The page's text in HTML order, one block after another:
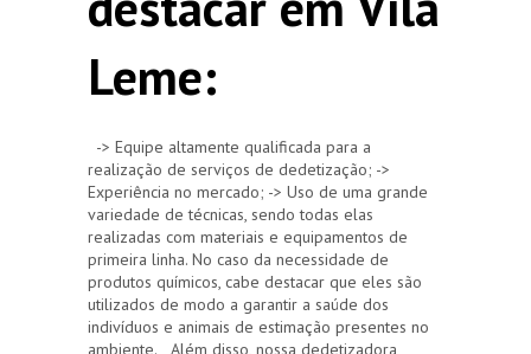
Leme:
-> Equipe altamente qualificada para a
realização de serviços de dedetização; ->
Experiência no mercado; -> Uso de uma grande
variedade de técnicas, sendo todas elas
realizadas com materiais e equipamentos de
primeira linha. No caso da necessidade de
produtos químicos, cabe destacar que eles são
utilizados de modo a garantir a saúde dos
indivíduos e animais de estimação presentes no
ambiente. Além disso, nossa dedetizadora